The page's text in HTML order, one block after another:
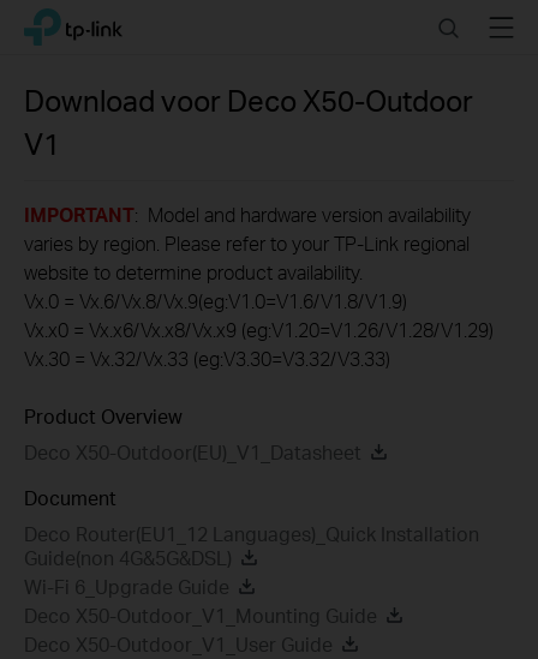
Click
navigation
TP-Link, Reliably Smart SearchMenu
Download voor Deco X50-Outdoor
V1
IMPORTANT: Model and hardware version availability
varies by region. Please refer to your TP-Link regional
website to determine product availability.
Vx.0 = Vx.6/Vx.8/Vx.9(eg:V1.0=V1.6/V1.8/V1.9)
Vx.x0 = Vx.x6/Vx.x8/Vx.x9 (eg:V1.20=V1.26/V1.28/V1.29)
Vx.30 = Vx.32/Vx.33 (eg:V3.30=V3.32/V3.33)
Product Overview
Deco X50-Outdoor(EU)_V1_Datasheet
Document
Deco Router(EU1_12 Languages)_Quick Installation
Guide(non 4G&5G&DSL)
Wi-Fi 6_Upgrade Guide
Deco X50-Outdoor_V1_Mounting Guide
Deco X50-Outdoor_V1_User Guide